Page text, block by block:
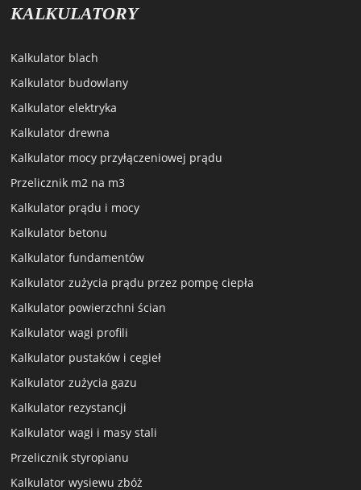
KALKULATORY
Kalkulator blach
Kalkulator budowlany
Kalkulator elektryka
Kalkulator drewna
Kalkulator mocy przyłączeniowej prądu
Przelicznik m2 na m3
Kalkulator prądu i mocy
Kalkulator betonu
Kalkulator fundamentów
Kalkulator zużycia prądu przez pompę ciepła
Kalkulator powierzchni ścian
Kalkulator wagi profili
Kalkulator pustaków i cegieł
Kalkulator zużycia gazu
Kalkulator rezystancji
Kalkulator wagi i masy stali
Przelicznik styropianu
Kalkulator wysiewu zbóż